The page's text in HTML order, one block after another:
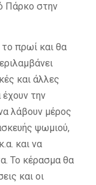
Πάρκο στην
πρωί και θα
και άλλες
την
λάβουν μέρος
ψωμιού,
και να
Το κέρασμα θα
και οι